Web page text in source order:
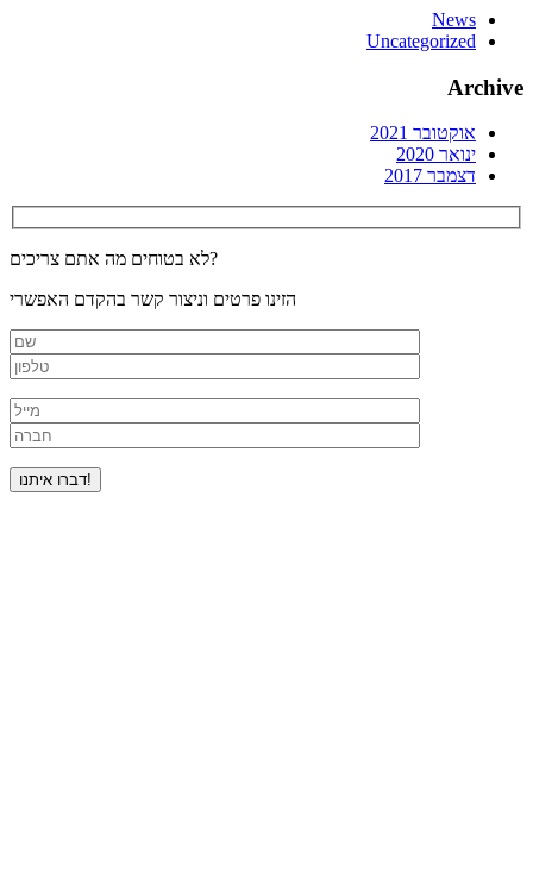
News
Uncategorized
Archive
אוקטובר 2021
ינואר 2020
דצמבר 2017
לא בטוחים מה אתם צריכים?
הזינו פרטים וניצור קשר בהקדם האפשרי